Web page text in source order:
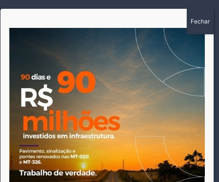
A história do Pioneiro inicia em fevereiro de 2005 em
Canarana - MT, na época, como um jornal impresso semanal,
que chegou a possuir mil assinantes. Durante 15 anos, foram
publicadas 691 edições que narraram os acontecimentos
políticos, policiais e cotidianos de Canarana e região. Fiel a sua
origem, pautado sempre pela busca incessante da
imparcialidade, faz jus a sua logo, com o característico "avião
da praça" de Canarana, sendo o símbolo do
comprometimento deste veículo de comunicação com o
relato dos fatos neste município. Em 06 de dezembro de 2019
circulou a última edição impressa do jornal, que desde então
tem veiculação exclusivamente online.